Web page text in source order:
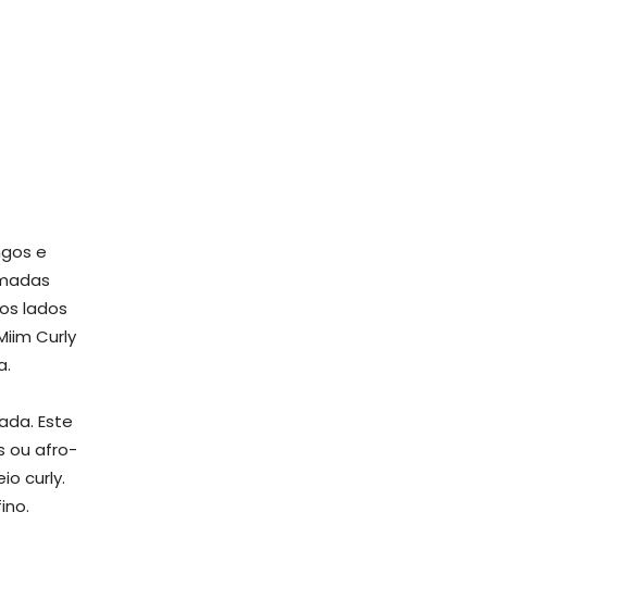
e
lados
Curly
Este
ou afro-
curly.